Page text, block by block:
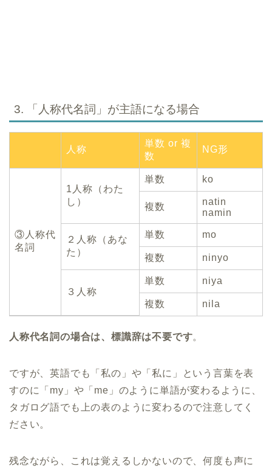
3. 「人称代名詞」が主語になる場合
人称
単数 or 複
数
NG形
③人称代
名詞
1人称（わた
し）
単数 ko
複数
natin
namin
２人称（あな
た）
単数 mo
複数 ninyo
３人称
単数 niya
複数 nila
人称代名詞の場合は、標識辞は不要です。
ですが、英語でも「私の」や「私に」という言葉を表
すのに「my」や「me」のように単語が変わるように、
タガログ語でも上の表のように変わるので注意してく
ださい。
残念ながら、これは覚えるしかないので、何度も声に